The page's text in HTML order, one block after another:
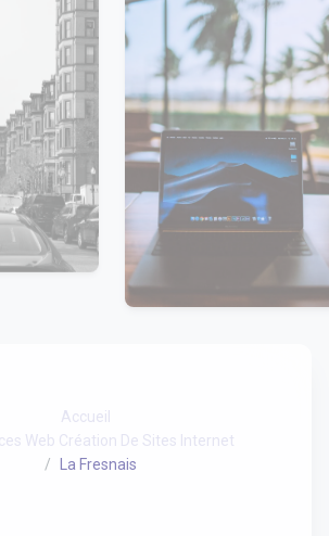
Accueil
Web Création De Sites Internet
La Fresnais